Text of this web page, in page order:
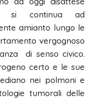
si continua ad
amianto lungo le
vergognoso
di senso civico.
certo e le sue
nei polmoni e
tumorali delle